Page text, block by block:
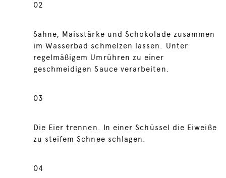
02
Sahne, Maisstärke und Schokolade zusammen
im Wasserbad schmelzen lassen. Unter
regelmäßigem Umrühren zu einer
geschmeidigen Sauce verarbeiten.
03
Die Eier trennen. In einer Schüssel die Eiweiße
zu steifem Schnee schlagen.
04